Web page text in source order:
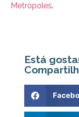
Metrópoles.
Está